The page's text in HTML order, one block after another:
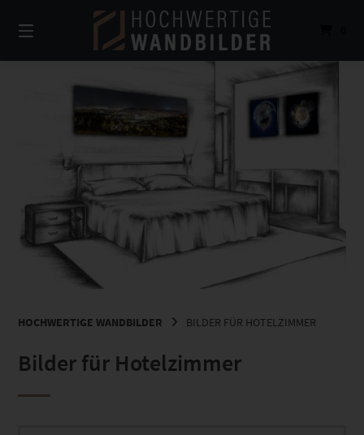
zum
Inhalt
HOCHWERTIGE WANDBILDER BILDER FÜR HOTELZIMMER
Bilder für Hotelzimmer